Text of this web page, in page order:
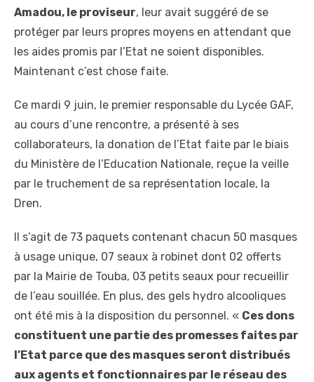
Amadou, le proviseur, leur avait suggéré de se
protéger par leurs propres moyens en attendant que
les aides promis par l’Etat ne soient disponibles.
Maintenant c’est chose faite.
Ce mardi 9 juin, le premier responsable du Lycée GAF,
au cours d’une rencontre, a présenté à ses
collaborateurs, la donation de l’Etat faite par le biais
du Ministère de l’Education Nationale, reçue la veille
par le truchement de sa représentation locale, la
Dren.
Il s’agit de 73 paquets contenant chacun 50 masques
à usage unique, 07 seaux à robinet dont 02 offerts
par la Mairie de Touba, 03 petits seaux pour recueillir
de l’eau souillée. En plus, des gels hydro alcooliques
ont été mis à la disposition du personnel. « Ces dons
constituent une partie des promesses faites par
l’Etat parce que des masques seront distribués
aux agents et fonctionnaires par le réseau des